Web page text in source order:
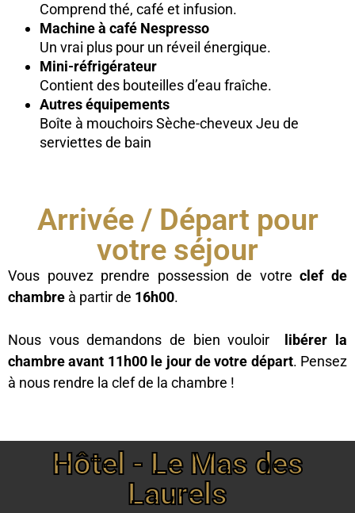
Comprend thé, café et infusion.
Machine à café Nespresso
Un vrai plus pour un réveil énergique.
Mini-réfrigérateur
Contient des bouteilles d’eau fraîche.
Autres équipements
Boîte à mouchoirs Sèche-cheveux Jeu de
serviettes de bain
Arrivée / Départ pour
votre séjour
Vous pouvez prendre possession de votreclef de
chambre à partir de 16h00.
Nous vous demandons de bien vouloir
libérer la
chambre avant 11h00 le jour de votre départ. Pensez
à nous rendre la clef de la chambre !
Hôtel - Le Mas des
Laurels